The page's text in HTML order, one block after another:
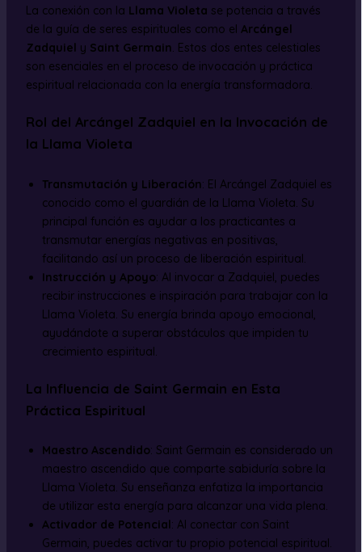
La conexión con la Llama Violeta se potencia a través
de la guía de seres espirituales como el Arcángel
Zadquiel y Saint Germain. Estos dos entes celestiales
son esenciales en el proceso de invocación y práctica
espiritual relacionada con la energía transformadora.
Rol del Arcángel Zadquiel en la Invocación de
la Llama Violeta
Transmutación y Liberación: El Arcángel Zadquiel es
conocido como el guardián de la Llama Violeta. Su
principal función es ayudar a los practicantes a
transmutar energías negativas en positivas,
facilitando así un proceso de liberación espiritual.
Instrucción y Apoyo: Al invocar a Zadquiel, puedes
recibir instrucciones e inspiración para trabajar con la
Llama Violeta. Su energía brinda apoyo emocional,
ayudándote a superar obstáculos que impiden tu
crecimiento espiritual.
La Influencia de Saint Germain en Esta
Práctica Espiritual
Maestro Ascendido: Saint Germain es considerado un
maestro ascendido que comparte sabiduría sobre la
Llama Violeta. Su enseñanza enfatiza la importancia
de utilizar esta energía para alcanzar una vida plena.
Activador de Potencial: Al conectar con Saint
Germain, puedes activar tu propio potencial espiritual.